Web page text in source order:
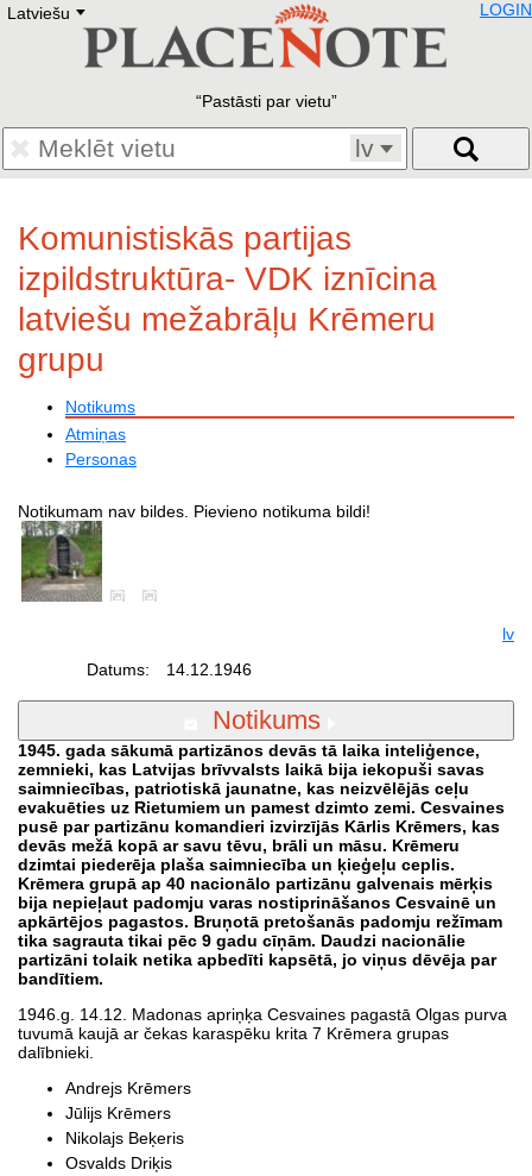
Latviešu E
Deutsch
Francais
Polski
Eestikeelne
LOGIN
Pastāsti par vietu
lv
Komunistiskās partijas
izpildstruktūra- VDK iznīcina
latviešu mežabrāļu Krēmeru
grupu
Notikums
Atmiņas
Personas
Notikumam nav bildes. Pievieno notikuma bildi!
lv
Datums:
14.12.1946
Notikums
1945. gada sākumā partizānos devās tā laika inteliģence,
zemnieki, kas Latvijas brīvvalsts laikā bija iekopuši savas
saimniecības, patriotiskā jaunatne, kas neizvēlējās ceļu
evakuēties uz Rietumiem un pamest dzimto zemi. Cesvaines
pusē par partizānu komandieri izvirzījās Kārlis Krēmers, kas
devās mežā kopā ar savu tēvu, brāli un māsu. Krēmeru
dzimtai piederēja plaša saimniecība un ķieģeļu ceplis.
Krēmera grupā ap 40 nacionālo partizānu galvenais mērķis
bija nepieļaut padomju varas nostiprināšanos Cesvainē un
apkārtējos pagastos. Bruņotā pretošanās padomju režīmam
tika sagrauta tikai pēc 9 gadu cīņām. Daudzi nacionālie
partizāni tolaik netika apbedīti kapsētā, jo viņus dēvēja par
bandītiem.
1946.g. 14.12. Madonas apriņķa Cesvaines pagastā Olgas purva
tuvumā kaujā ar čekas karaspēku krita 7 Krēmera grupas
dalībnieki.
Andrejs Krēmers
Jūlijs Krēmers
Nikolajs Beķeris
Osvalds Driķis